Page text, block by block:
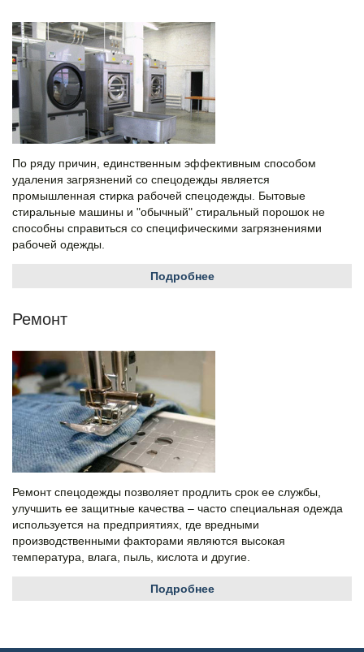
По ряду причин, единственным эффективным способом
удаления загрязнений со спецодежды является
промышленная стирка рабочей спецодежды. Бытовые
стиральные машины и "обычный" стиральный порошок не
способны справиться со специфическими загрязнениями
рабочей одежды.
Подробнее
Ремонт
Ремонт спецодежды позволяет продлить срок ее службы,
улучшить ее защитные качества – часто специальная одежда
используется на предприятиях, где вредными
производственными факторами являются высокая
температура, влага, пыль, кислота и другие.
Подробнее